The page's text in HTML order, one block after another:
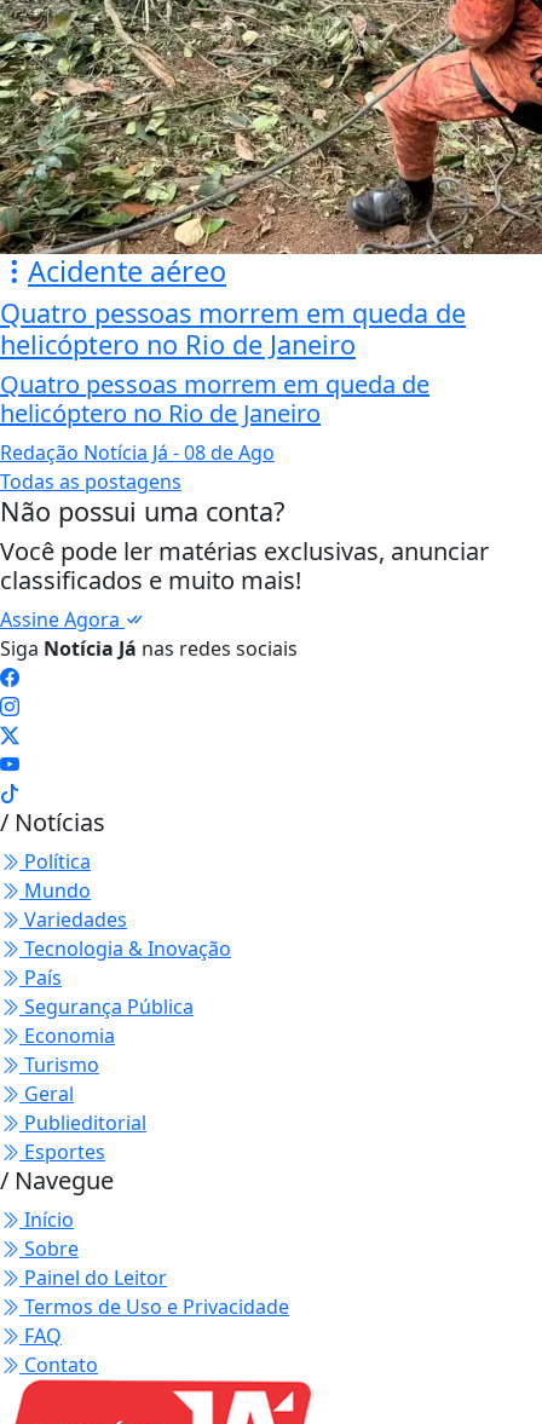
Acidente aéreo
Quatro pessoas morrem em queda de
helicóptero no Rio de Janeiro
Quatro pessoas morrem em queda de
helicóptero no Rio de Janeiro
Redação Notícia Já - 08 de Ago
Todas as postagens
Não possui uma conta?
Você pode ler matérias exclusivas, anunciar
classificados e muito mais!
Assine Agora
Siga Notícia Já nas redes sociais
/ Notícias
Política
Mundo
Variedades
Tecnologia & Inovação
País
Segurança Pública
Economia
Turismo
Geral
Publieditorial
Esportes
/ Navegue
Início
Sobre
Painel do Leitor
Termos de Uso e Privacidade
FAQ
Contato